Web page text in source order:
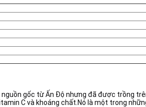
gốc từ Ấn Độ nhưng đã được trồng
C và khoáng chất.Nó là một trong